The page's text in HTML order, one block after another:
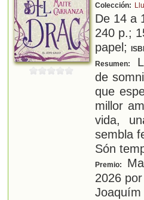
Colección:
De 14 a
240 p.;
papel;
Resumen:
de
que
millor
vida,
sembla
Són
Premio:
2026
Joaquím